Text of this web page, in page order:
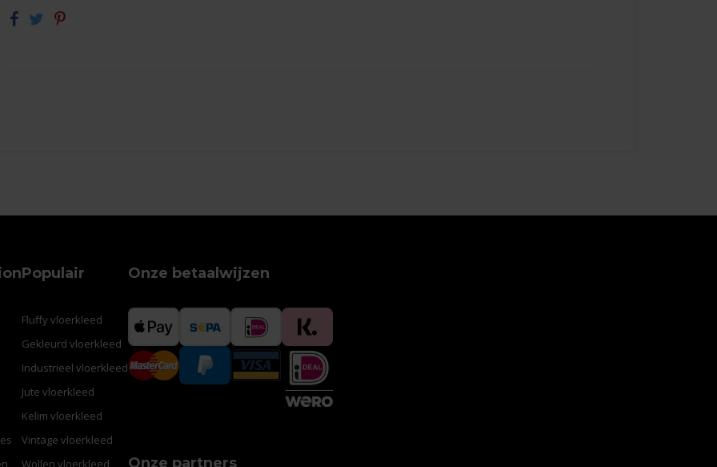
Populair
Fluffy vloerkleed
Gekleurd vloerkleed
Industrieel vloerkleed
Jute vloerkleed
Kelim vloerkleed
Vintage vloerkleed
Wollen vloerkleed
Onze betaalwijzen
Onze partners